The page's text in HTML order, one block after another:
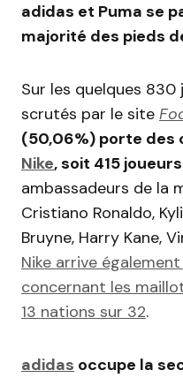
adidas et Puma se
majorité des pieds
Sur les quelques
scrutés par le site
(50,06%) porte des
Nike, soit 415
ambassadeurs de la
Cristiano Ronaldo,
Bruyne, Harry Kane,
Nike arrive
concernant les
13 nations sur 32.
adidas occupe la